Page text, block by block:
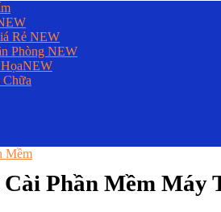
Rẻ NEW
Phòng NEW
NEW
Mềm
Cài Phần Mềm